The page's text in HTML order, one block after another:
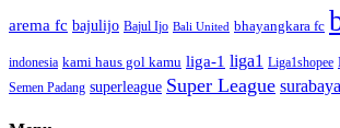
arema fc bajulijo Bajul Ijo Bali United bhayangkara fc
indonesia kami haus gol kamu liga-1 liga1 Liga1shopee
Semen Padang superleague Super League surabaya